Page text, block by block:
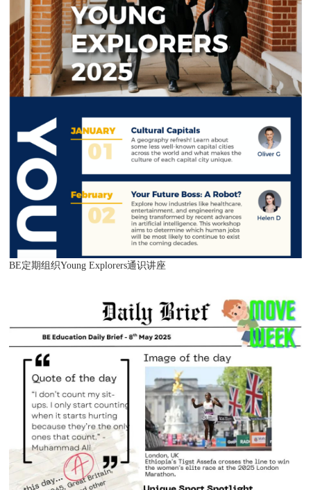
BE定期组织Young Explorers通识讲座